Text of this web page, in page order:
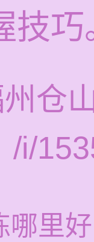
技巧
仓
/i/
哪里好